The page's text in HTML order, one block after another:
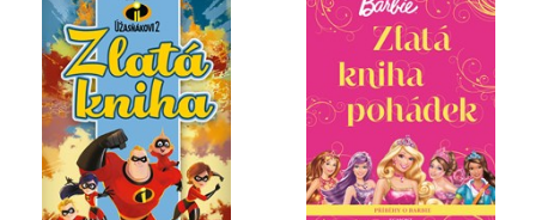
Young adult
Zdraví a životní styl
Všechny kategorie